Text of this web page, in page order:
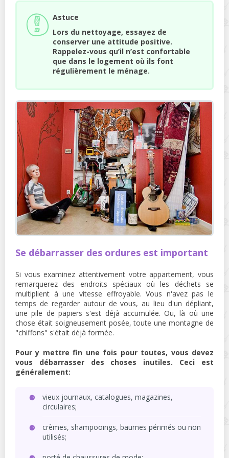
Astuce
Lors du nettoyage, essayez de
conserver une attitude positive.
Rappelez-vous qu’il n’est confortable
que dans le logement où ils font
régulièrement le ménage.
Se débarrasser des ordures est important
Si vous examinez attentivement votre appartement, vous
remarquerez des endroits spéciaux où les déchets se
multiplient à une vitesse effroyable. Vous n'avez pas le
temps de regarder autour de vous, au lieu d'un dépliant,
une pile de papiers s'est déjà accumulée. Ou, là où une
chose était soigneusement posée, toute une montagne de
"chiffons" s'était déjà formée.
Pour y mettre fin une fois pour toutes, vous devez
vous débarrasser des choses inutiles. Ceci est
généralement:
vieux journaux, catalogues, magazines,
circulaires;
crèmes, shampooings, baumes périmés ou non
utilisés;